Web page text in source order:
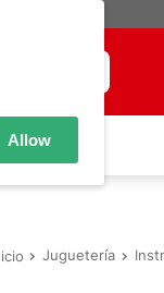
Juguetería
Allow